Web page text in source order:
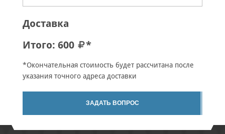
Доставка
Итого: 600 *
*Окончательная стоимость будет рассчитана после
указания точного адреса доставки
ЗАДАТЬ ВОПРОС